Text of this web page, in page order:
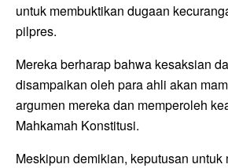
untuk membuktikan dugaan
pilpres.
Mereka berharap bahwa kesaksian
disampaikan oleh para ahli akan
argumen mereka dan memperoleh
Mahkamah Konstitusi.
Meskipun demikian, keputusan untuk